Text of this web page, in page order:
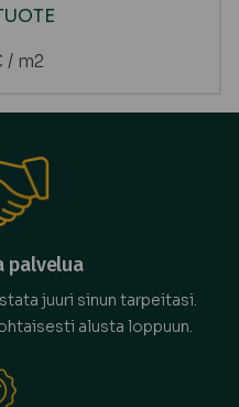
/ m2
palvelua
juuri sinun tarpeitasi.
alusta loppuun.